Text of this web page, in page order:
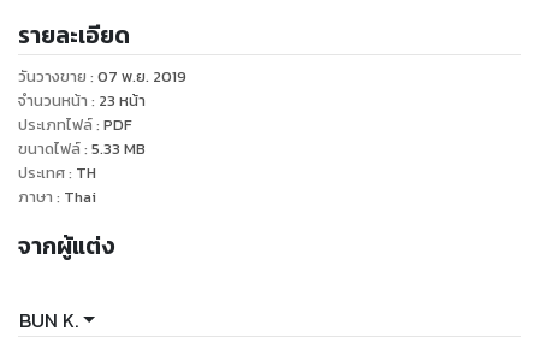
รายละเอียด
วันวางขาย : 07 พ.ย. 2019
จำนวนหน้า : 23 หน้า
ประเภทไฟล์: PDF
ขนาดไฟล์: 5.33 MB
ประเทศ: TH
ภาษา : Thai
จากผู้แต่ง
BUN K.